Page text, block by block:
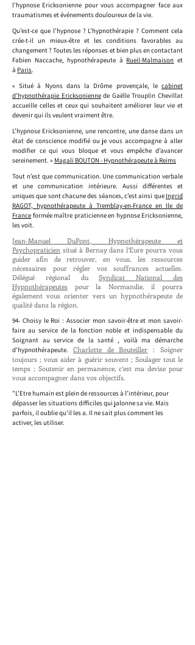
l’hypnose Ericksonienne pour vous accompagner face aux
traumatismes et événements douloureux de la vie.
Qu’est-ce que l’hypnose ? L’hypnothérapie ? Comment cela
crée-t-il un mieux-être et les conditions favorables au
changement ? Toutes les réponses et bien plus en contactant
Fabien Naccache, hypnothérapeute à Rueil-Malmaison et
à Paris.
« Situé à Nyons dans la Drôme provençale, lecabinet
d’hypnothérapie Ericksoniennede Gaëlle Trouplin Chevillat
accueille celles et ceux qui souhaitent améliorer leur vie et
devenir qui ils veulent vraiment être.
L’hypnose Ericksonienne, une rencontre, une danse dans un
état de conscience modifié ou je vous accompagne à aller
modifier ce qui vous bloque et vous empêche d’avancer
sereinement. » Magali BOUTON - Hypnothérapeute à Reims
Tout n’est que communication. Une communication verbale
et une communication intérieure. Aussi différentes et
uniques que sont chacune des séances, c’est ainsi que Ingrid
RAGOT, hypnothérapeute à Tremblay-en-France en Ile de
France formée maître praticienne en hypnose Ericksonienne,
les voit.
Jean-Manuel DuPont, Hypnothérapeute et
Psychopraticien situé à Bernay dans l’Eure pourra vous
guider afin de retrouver, en vous, les ressources
nécessaires pour régler vos souffrances actuelles.
Délégué régional duSyndicat National des
Hypnothérapeutes pour la Normandie, il pourra
également vous orienter vers un hypnothérapeute de
qualité dans la région.
94- Choisy le Roi : Associer mon savoir-être et mon savoir-
faire au service de la fonction noble et indispensable du
Soignant au service de la santé , voilà ma démarche
d’hypnothérapeute. Charlotte de Bouteiller : Soigner
toujours ; vous aider à guérir souvent ; Soulager tout le
temps ; Soutenir en permanence, c’est ma devise pour
vous accompagner dans vos objectifs.
"L’Etre humain est plein de ressources à l’intérieur, pour
dépasser les situations difficiles qui jalonne sa vie. Mais
parfois, il oublie qu’il les a. Il ne sait plus comment les
activer, les utiliser.